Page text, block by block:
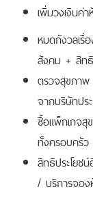
เพิ่มวงเงินค่
หมดกังวลเรื่
สังคม + สิท
ตรวจสุขภา
จากบริษัทปร
ซื้อแพ็กเกจ
ทั้งครอบครัว
สิทธิประโยช
/ บริการจอ